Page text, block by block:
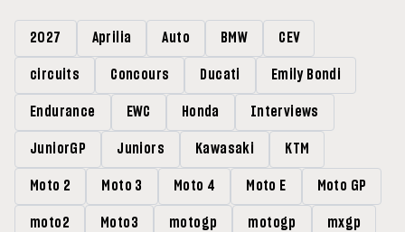
2027 Aprilia Auto BMW CEV
circuits Concours Ducati Emily Bondi
Endurance EWC Honda Interviews
JuniorGP Juniors Kawasaki KTM
Moto 2 Moto 3 Moto 4 Moto E Moto GP
moto2 Moto3 motogp motogp mxgp